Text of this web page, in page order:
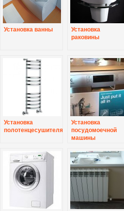
Установка ванны
Установка
раковины
Установка
полотенцесушителя
Установка
посудомоечной
машины